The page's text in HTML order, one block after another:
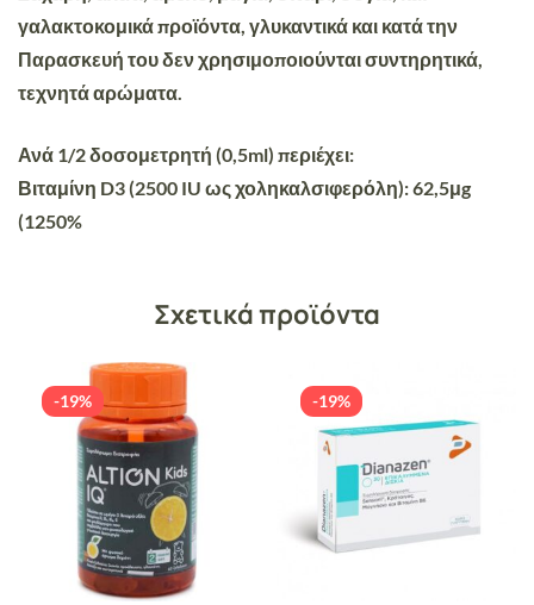
γαλακτοκομικά προϊόντα, γλυκαντικά και κατά την
Παρασκευή του δεν χρησιμοποιούνται συντηρητικά,
τεχνητά αρώματα.
Ανά 1/2 δοσομετρητή (0,5ml) περιέχει:
Βιταμίνη D3 (2500 IU ως χοληκαλσιφερόλη): 62,5μg
(1250%
Σχετικά προϊόντα
-19% -19%